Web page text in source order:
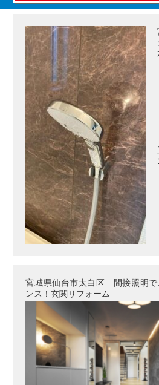
宮城県仙台市太白区 間接照明で
ンス！玄関リフォーム